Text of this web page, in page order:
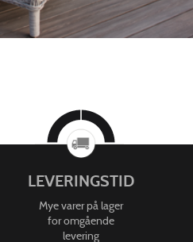
LEVERINGSTID
Mye varer på lager
for omgående
levering